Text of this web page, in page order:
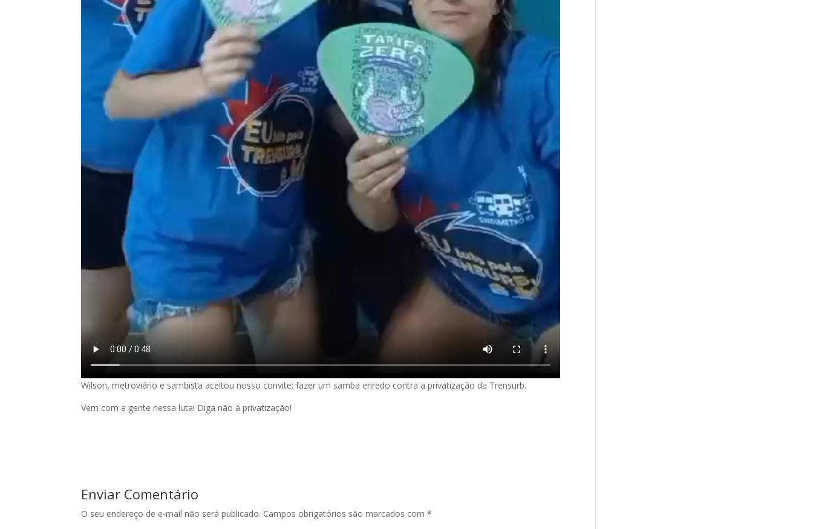
Wilson, metroviário e sambista aceitou nosso convite: fazer um samba enredo contra a privatização da Trensurb.
Vem com a gente nessa luta! Diga não à privatização!
Enviar Comentário
O seu endereço de e-mail não será publicado. Campos obrigatórios são marcados com*